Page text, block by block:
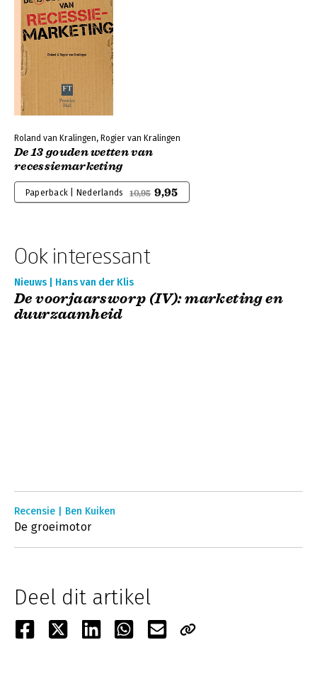
Roland van Kralingen, Rogier van Kralingen
De 13 gouden wetten van
recessiemarketing
Paperback | Nederlands 10,95 9,95
Ook interessant
Nieuws | Hans van der Klis
De voorjaarsworp (IV): marketing en
duurzaamheid
Recensie | Ben Kuiken
De groeimotor
Deel dit artikel